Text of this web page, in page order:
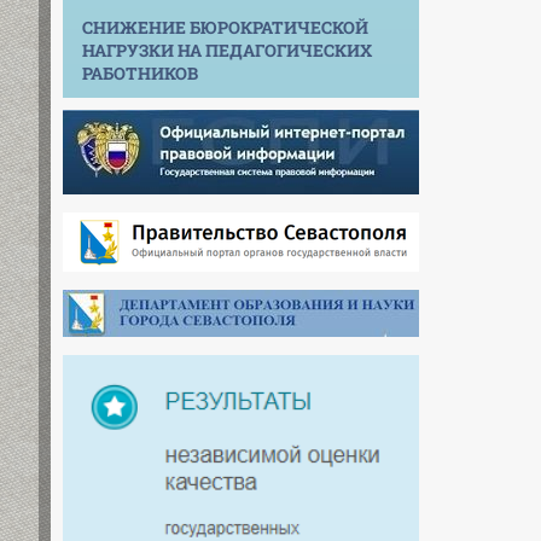
СНИЖЕНИЕ БЮРОКРАТИЧЕСКОЙ
НАГРУЗКИ НА ПЕДАГОГИЧЕСКИХ
РАБОТНИКОВ